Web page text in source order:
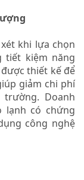
khi lựa chọn
tiết kiệm năng
thiết kế để
giảm chi phí
Doanh
lạnh có chứng
công nghệ